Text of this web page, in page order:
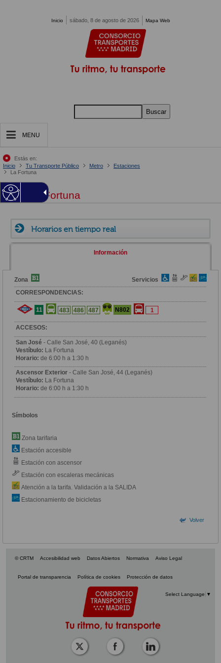
Inicio sábado, 8 de agosto de 2026 Mapa Web
Buscar
MENU
Estás en:
Inicio
Tu Transporte Público Metro
Estaciones
La Fortuna
La Fortuna
Horarios en tiempo real
Información
Zona
Servicios
CORRESPONDENCIAS:
11 483 486 487 N802 1
ACCESOS:
San José - Calle San José, 40 (Leganés)
Vestíbulo: La Fortuna
Horario: de 6:00 h a 1:30 h
Ascensor Exterior - Calle San José, 44 (Leganés)
Vestíbulo: La Fortuna
Horario: de 6:00 h a 1:30 h
Símbolos
Zona tarifaria
Estación accesible
Estación con ascensor
Estación con escaleras mecánicas
Atención a la tarifa. Validación a la SALIDA
Estacionamiento de bicicletas
Volver
© CRTM Accesibilidad web Datos Abiertos Normativa Aviso Legal
Portal de transparencia Política de cookies Protección de datos
Select Language ▼